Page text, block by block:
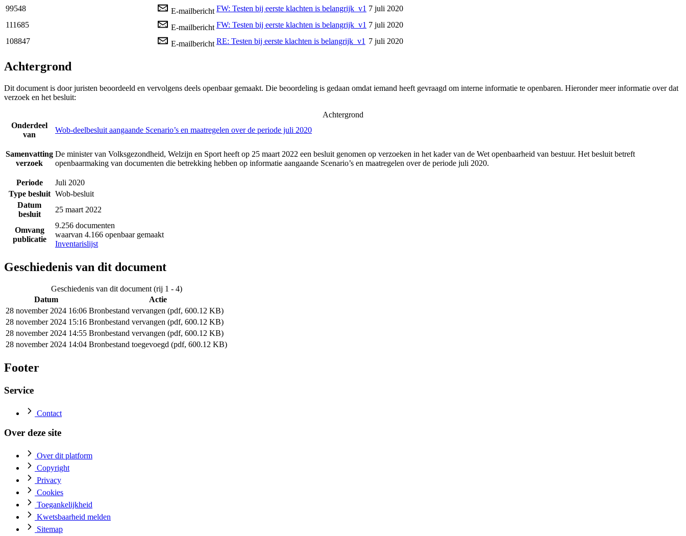
99548
E-mailbericht FW: Testen bij eerste klachten is belangrijk_v1 7 juli 2020
111685
E-mailbericht FW: Testen bij eerste klachten is belangrijk_v1 7 juli 2020
108847
E-mailbericht RE: Testen bij eerste klachten is belangrijk_v1 7 juli 2020
Achtergrond
Dit document is door juristen beoordeeld en vervolgens deels openbaar gemaakt. Die beoordeling is gedaan omdat iemand heeft gevraagd om interne informatie te openbaren. Hieronder meer informatie over dat
verzoek en het besluit:
Achtergrond
Onderdeel
van
Wob-deelbesluit aangaande Scenario’s en maatregelen over de periode juli 2020
Samenvatting
verzoek
De minister van Volksgezondheid, Welzijn en Sport heeft op 25 maart 2022 een besluit genomen op verzoeken in het kader van de Wet openbaarheid van bestuur. Het besluit betreft
openbaarmaking van documenten die betrekking hebben op informatie aangaande Scenario’s en maatregelen over de periode juli 2020.
Periode
Juli 2020
Type besluit Wob-besluit
Datum
besluit
25 maart 2022
Omvang
publicatie
9.256 documenten
waarvan 4.166 openbaar gemaakt
Inventarislijst
Geschiedenis van dit document
Geschiedenis van dit document (rij 1 - 4)
Datum
Actie
28 november 2024 16:06 Bronbestand vervangen (pdf, 600.12 KB)
28 november 2024 15:16 Bronbestand vervangen (pdf, 600.12 KB)
28 november 2024 14:55 Bronbestand vervangen (pdf, 600.12 KB)
28 november 2024 14:04 Bronbestand toegevoegd (pdf, 600.12 KB)
Footer
Service
Contact
Over deze site
Over dit platform
Copyright
Privacy
Cookies
Toegankelijkheid
Kwetsbaarheid melden
Sitemap